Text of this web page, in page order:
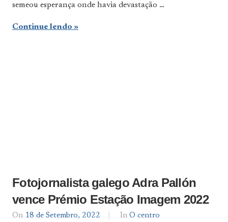
semeou esperança onde havia devastação …
Continue lendo
Fotojornalista galego Adra Pallón
vence Prémio Estação Imagem 2022
On 18 de Setembro, 2022
By
In O centro